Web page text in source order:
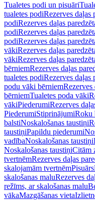
Tualetes podi un pisuāri
tualetes podiRezerves daļas
podiRezerves daļas
podiRezerves daļas
podiRezerves daļas
vākiRezerves daļas
vākiRezerves daļas
bērniemRezerves daļas
tualetes podiRezerves daļas
podu vāki bērniemRezerves
bērniemTualetes poda vāki
vākiPiederumiRezerves
PiederumiStiprinājumiRoku
balstiNoskalošanas taustiņi
taustiņiPapildu piederumi
vadībaNoskalošanas taustiņi
Noskalošanas taustiņiCitām
tvertnēmRezerves daļas
skalojamām tvertnēmPisuārs
skalošanas maluRezerves
režīms, ar skalošanas malu
vākaMazgāšanas vieta